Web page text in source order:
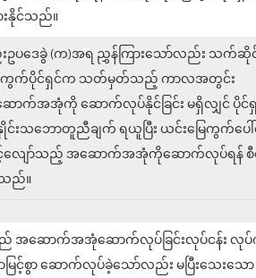
းနိုင်သည်။
ဥပဒေခွဲ (က)အရ ညွှန်ကြားသော်လည်း သက်ဆို
ကွက်ပိုင်ရှင်က သတ်မှတ်သည့် ကာလအတွင်း
ာက်အအုံကို ဆောက်လုပ်နိုင်ခြင်း မရှိလျှင် ပိုင်
းသဘောတူညီချက် ရယူပြီး ယင်းမြေကွက်ပေ
လျော်သည့် အဆောက်အအုံကိုဆောက်လုပ်ရန် စီ
ည်။
အဆောက်အအုံဆောက်လုပ်ခြင်းလုပ်ငန်း လု
မြင့်စွာ ဆောက်လုပ်ခဲ့သော်လည်း မပြီးသေးသော